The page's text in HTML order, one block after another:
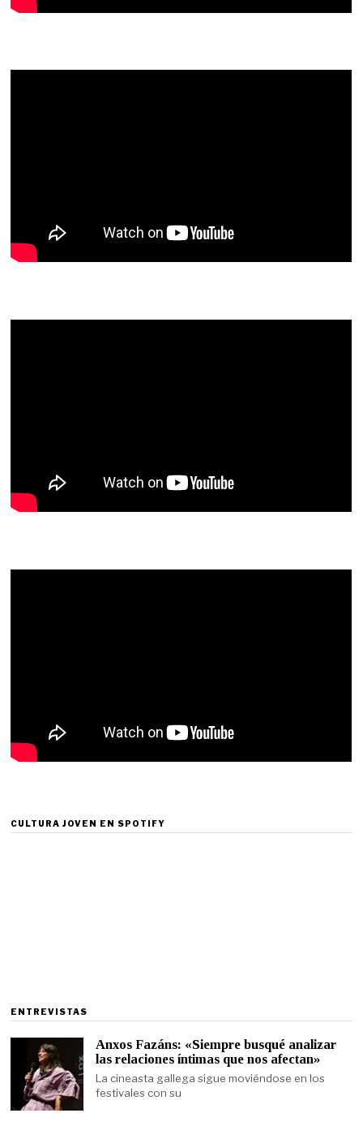
CULTURA JOVEN EN SPOTIFY
ENTREVISTAS
Anxos Fazáns: «Siempre busqué analizar
las relaciones íntimas que nos afectan»
La cineasta gallega sigue moviéndose en los
festivales con su